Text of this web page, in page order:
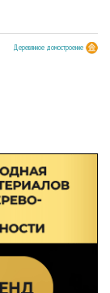
Деревянное домостроение